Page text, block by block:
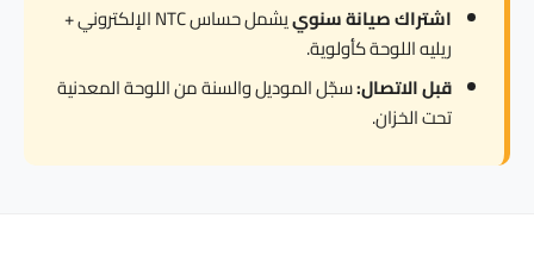
اشتراك صيانة سنوي
يشمل حساس NTC الإلكتروني +
ريليه اللوحة كأولوية.
قبل الاتصال:سجّل الموديل والسنة من اللوحة المعدنية
تحت الخزان.